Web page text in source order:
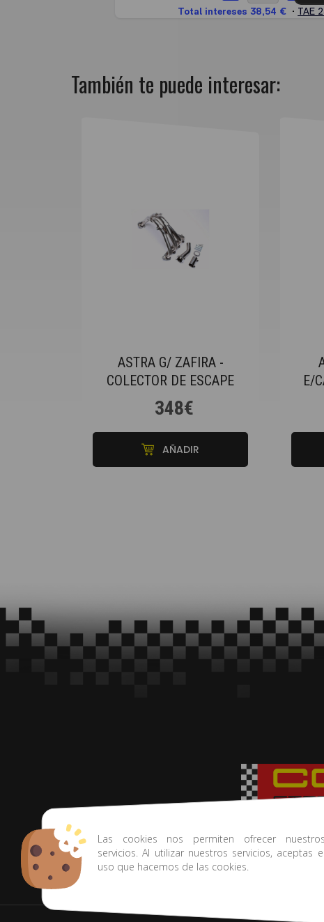
Las cookies nos permiten ofrecer nuestros
servicios. Al utilizar nuestros servicios, aceptas el
uso que hacemos de las cookies.
También te puede interesar:
ASTRA G/ ZAFIRA -
COLECTOR DE ESCAPE
348€
AÑADIR
E/
Tu tienda de rally